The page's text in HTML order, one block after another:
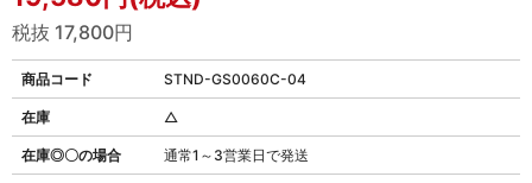
税抜 17,800円
商品コード STND-GS0060C-04
在庫◎〇の場合 通常1～3営業日で発送
在庫 △